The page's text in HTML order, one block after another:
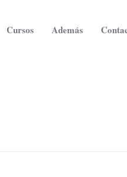
Cursos Además